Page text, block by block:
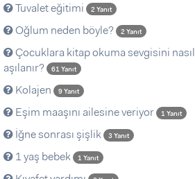
Tuvalet eğitimi 2 Yanıt
Oğlum neden böyle? 2 Yanıt
Çocuklara kitap okuma sevgisini nasıl
aşılanır?
61 Yanıt
Kolajen 9 Yanıt
Eşim maaşını ailesine veriyor 1 Yanıt
İğne sonrası şişlik 3 Yanıt
1 yaş bebek 1 Yanıt